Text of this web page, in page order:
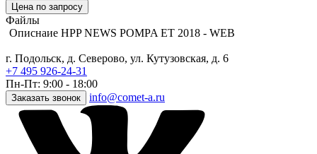
Цена по запросу
Файлы
Описнаие HPP NEWS POMPA ET 2018 - WEB
г. Подольск, д. Северово, ул. Кутузовская, д. 6
+7 495 926-24-31
Пн-Пт: 9:00 - 18:00
Заказать звонок info@comet-a.ru